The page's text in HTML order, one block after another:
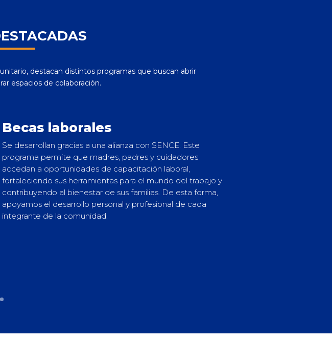
destacan distintos programas que buscan abrir
espacios de colaboración.
Becas laborales
Se desarrollan gracias a una alianza con SENCE. Este
programa permite que madres, padres y cuidadores
accedan a oportunidades de capacitación laboral,
fortaleciendo sus herramientas para el mundo del trabajo y
contribuyendo al bienestar de sus familias. De esta forma,
apoyamos el desarrollo personal y profesional de cada
integrante de la comunidad.